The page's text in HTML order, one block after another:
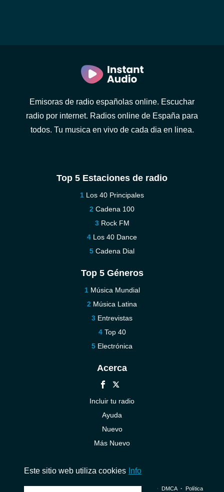
Emisoras de radio españolas online. Escuchar
radio por internet. Radios online de España para
todos. Tu musica en vivo de cada dia en linea.
Top 5 Estaciones de radio
Los 40 Principales
Cadena 100
Rock FM
Los 40 Dance
Cadena Dial
Top 5 Géneros
Música Mundial
Música Latina
Entrevistas
Top 40
Electrónica
Acerca
Incluir tu radio
Ayuda
Nuevo
Más Nuevo
© 2026 InstantAudio. Reservados todos los derechos. ・ DMCA・ Política
Este sitio web utiliza cookies Info